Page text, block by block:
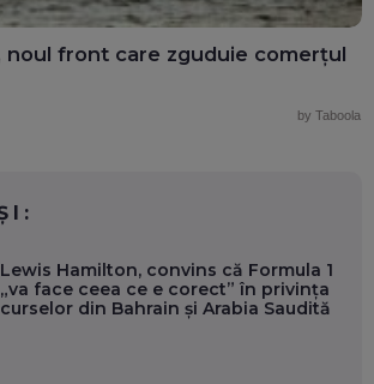
noul front care zguduie comerțul
by Taboola
Lewis Hamilton, convins că Formula 1
„va face ceea ce e corect” în privința
curselor din Bahrain și Arabia Saudită